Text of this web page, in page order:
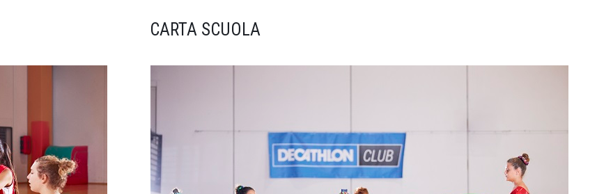
CARTA SCUOLA